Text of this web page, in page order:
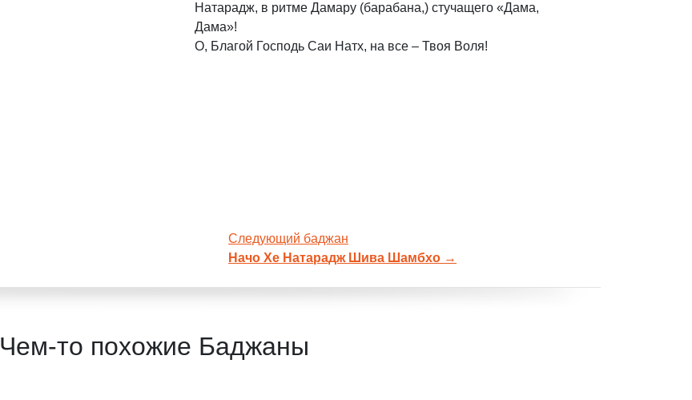
Натарадж, в ритме Дамару (барабана,) стучащего «Дама,
Дама»!
О, Благой Господь Саи Натх, на все – Твоя Воля!
Следующий баджан
Начо Хе Натарадж Шива Шамбхо →
Чем-то похожие Баджаны